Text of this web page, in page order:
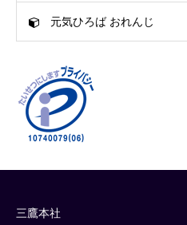
元気ひろば おれんじ
三鷹本社